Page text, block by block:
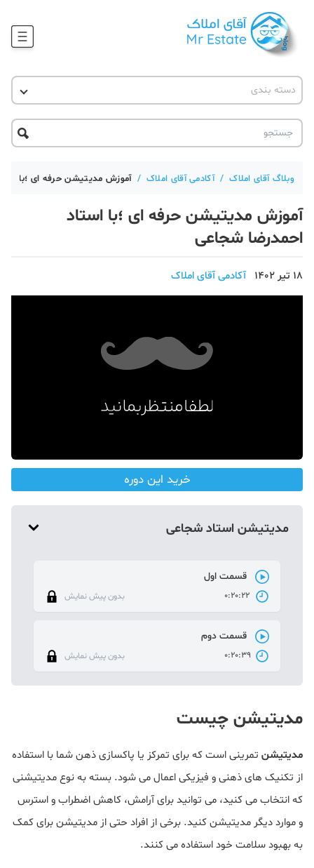
آموزش املاک
حقوقی
آکادمی
دسته بندی
آقای مشاور املاک
آکادمی آقای املاک
آموزش املاک
آموزش پلتفرم آقای املاک
اخبار مسکن
تحلیل مسکن
همایش و نمایشگاه
وبلاگ آقای املاک / آکادمی آقای املاک / آموزش مدیتیشن حرفه ای ؛با
آموزش مدیتیشن حرفه ای ؛با استاد
احمدرضا شجاعی
18 تیر 1402 آکادمی آقای املاک
خرید این دوره
مدیتیشن استاد شجاعی
قسمت اول
0:20:22 بدون پیش نمایش
قسمت دوم
0:20:39 بدون پیش نمایش
مدیتیشن چیست
مدیتیشن تمرینی است که برای تمرکز یا پاکسازی ذهن شما با استفاده
از تکنیک های ذهنی و فیزیکی اعمال می شود. بسته به نوع مدیتیشنی
که انتخاب می کنید، می توانید برای آرامش، کاهش اضطراب و استرس
و موارد دیگر مدیتیشن کنید. برخی از افراد حتی از مدیتیشن برای کمک
به بهبود سلامت خود استفاده می کنند.